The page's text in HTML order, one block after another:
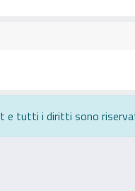
tutti i diritti sono